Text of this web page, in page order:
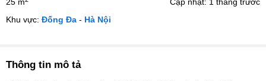
Khu vực: Đống Đa - Hà Nội
Thông tin mô tả